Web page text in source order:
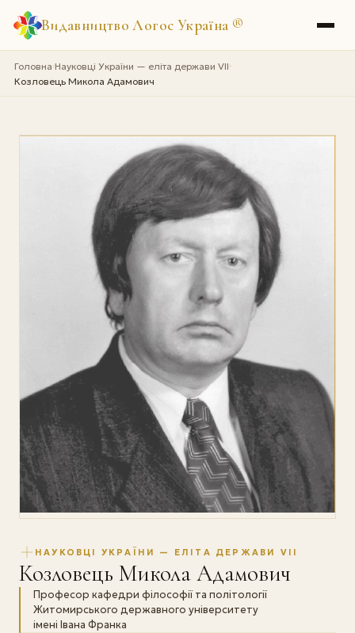
Видавництво Логос Україна ®
Головна›Науковці України — еліта держави VII›
Козловець Микола Адамович
НАУКОВЦІ УКРАЇНИ — ЕЛІТА ДЕРЖАВИ VII
Козловець Микола Адамович
Професор кафедри філософії та політології
Житомирського державного університету
імені Івана Франка